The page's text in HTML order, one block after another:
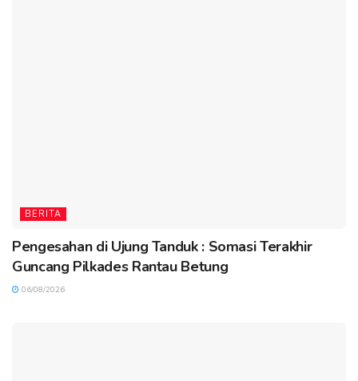
BERITA
Pengesahan di Ujung Tanduk : Somasi Terakhir
Guncang Pilkades Rantau Betung
06/08/2026